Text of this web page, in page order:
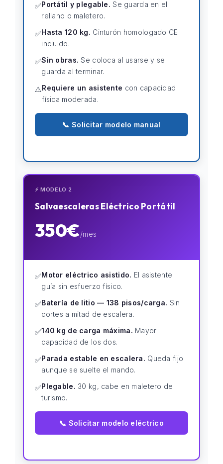
✅Portátil y plegable. Se guarda en el
rellano o maletero.
✅Hasta 120 kg. Cinturón homologado CE
incluido.
✅Sin obras. Se coloca al usarse y se
guarda al terminar.
⚠️Requiere un asistente con capacidad
física moderada.
📞 Solicitar modelo manual
⚡ MODELO 2
Salvaescaleras Eléctrico Portátil
350€/mes
✅Motor eléctrico asistido. El asistente
guía sin esfuerzo físico.
✅Batería de litio — 138 pisos/carga. Sin
cortes a mitad de escalera.
✅140 kg de carga máxima. Mayor
capacidad de los dos.
✅Parada estable en escalera. Queda fijo
aunque se suelte el mando.
✅Plegable. 30 kg, cabe en maletero de
turismo.
📞 Solicitar modelo eléctrico